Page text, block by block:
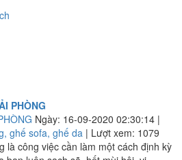
Ngày: 16-09-2020 02:30:14 |
ghế sofa, ghế da | Lượt xem: 1079
là công việc cần làm một cách định kỳ